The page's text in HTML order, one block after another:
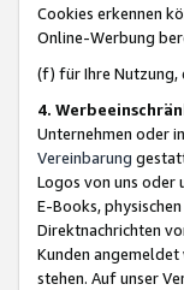
Cookies erkennen
Online-Werbung
(f) für Ihre Nutzung,
4.
Unternehmen oder
Vereinbarung
Logos von uns oder
E-Books,
Direktnachrichten
Kunden
stehen. Auf unser